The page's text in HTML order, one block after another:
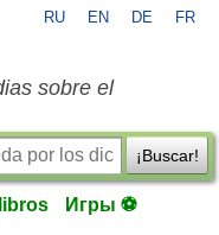
RU EN DE FR
sobre el
¡Buscar!
libros Игры ⚽